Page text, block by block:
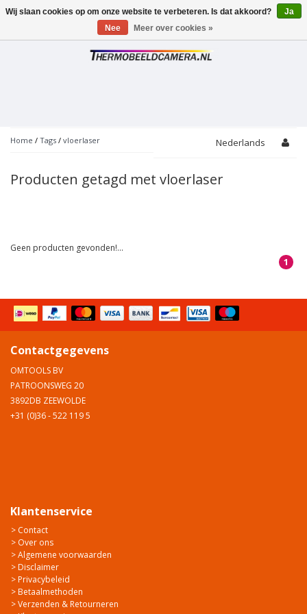
Toggle
Home / Tags / vloerlaser Nederlands
Producten getagd met vloerlaser
Geen producten gevonden!...
1
Contactgegevens
OMTOOLS BV
PATROONSWEG 20
3892DB ZEEWOLDE
+31 (0)36 - 522 119 5
Klantenservice
> Contact
> Over ons
> Algemene voorwaarden
> Disclaimer
> Privacybeleid
> Betaalmethoden
> Verzenden & Retourneren
Wij slaan cookies op om onze website te verbeteren. Is dat akkoord?
Ja
Nee
Meer over cookies »